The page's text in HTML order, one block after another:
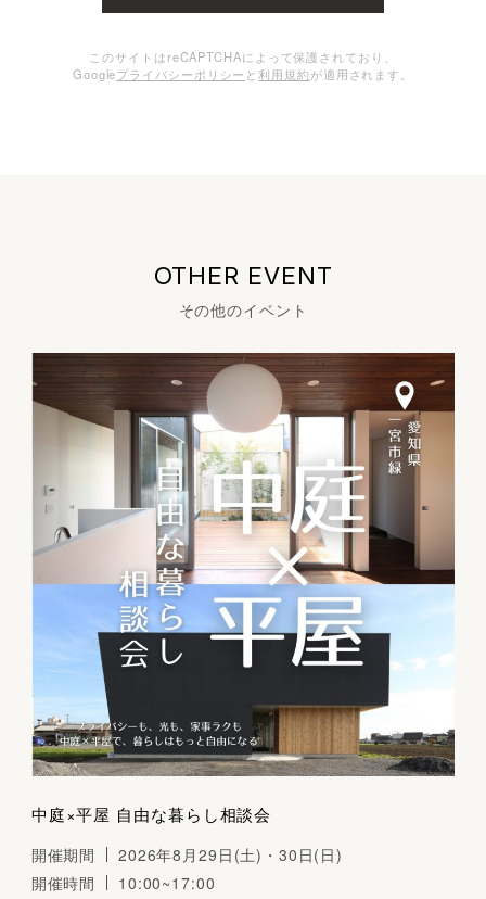
このサイトはreCAPTCHAによって保護されており、
Googleプライバシーポリシー と利用規約が適用されます。
OTHER EVENT
その他のイベント
中庭×平屋 自由な暮らし相談会
開催期間
2026年8月29日(土)・30日(日)
開催時間
10:00~17:00